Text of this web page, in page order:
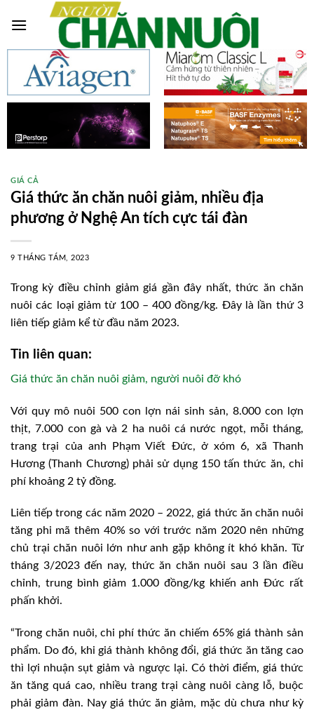
GIÁ CẢ
Giá thức ăn chăn nuôi giảm, nhiều địa
phương ở Nghệ An tích cực tái đàn
9 THÁNG TÁM, 2023
Trong kỳ điều chỉnh giảm giá gần đây nhất, thức ăn chăn
nuôi các loại giảm từ 100 – 400 đồng/kg. Đây là lần thứ 3
liên tiếp giảm kể từ đầu năm 2023.
Tin liên quan:
Giá thức ăn chăn nuôi giảm, người nuôi đỡ khó
Với quy mô nuôi 500 con lợn nái sinh sản, 8.000 con lợn
thịt, 7.000 con gà và 2 ha nuôi cá nước ngọt, mỗi tháng,
trang trại của anh Phạm Viết Đức, ở xóm 6, xã Thanh
Hương (Thanh Chương) phải sử dụng 150 tấn thức ăn, chi
phí khoảng 2 tỷ đồng.
Liên tiếp trong các năm 2020 – 2022, giá thức ăn chăn nuôi
tăng phi mã thêm 40% so với trước năm 2020 nên những
chủ trại chăn nuôi lớn như anh gặp không ít khó khăn. Từ
tháng 3/2023 đến nay, thức ăn chăn nuôi sau 3 lần điều
chỉnh, trung bình giảm 1.000 đồng/kg khiến anh Đức rất
phấn khởi.
“Trong chăn nuôi, chi phí thức ăn chiếm 65% giá thành sản
phẩm. Do đó, khi giá thành không đổi, giá thức ăn tăng cao
thì lợi nhuận sụt giảm và ngược lại. Có thời điểm, giá thức
ăn tăng quá cao, nhiều trang trại càng nuôi càng lỗ, buộc
phải giảm đàn. Nay giá thức ăn giảm, mặc dù chưa như kỳ